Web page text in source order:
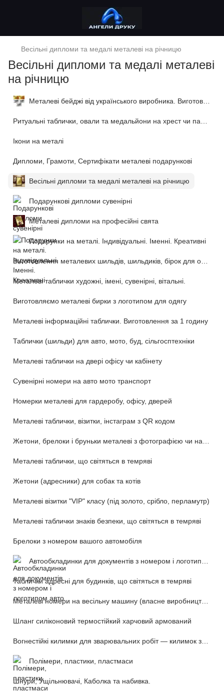
Весільні дипломи та медалі металеві на річницю
Весільні дипломи та медалі металеві
на річницю
Ікони на металі
Дипломи, Грамоти, Сертифікати металеві подарункові
Весільні дипломи та медалі металеві на річницю
Подарункові дипломи сувенірні
Металеві дипломи на професійні свята
Подарунки на металі. Індивідуальні. Іменні. Креативні
Металеві таблички художні, імені, сувенірні, вітальні.
Виготовляємо металеві бирки з логотипом для одягу
Металеві інформаційні таблички. Виготовлення за 1 годину
Таблички (шильди) для авто, мото, буд, сільгосптехніки
Металеві таблички на двері офісу чи кабінету
Сувенірні номери на авто мото транспорт
Номерки металеві для гардеробу, офісу, дверей
Металеві таблички, візитки, інстаграм з QR кодом
Металеві таблички, що світяться в темряві
Жетони (адресники) для собак та котів
Металеві візитки "VIP" класу (під золото, срібло, перламутр)
Металеві таблички знаків безпеки, що світяться в темряві
Брелоки з номером вашого автомобіля
Таблички адресні для будинків, що світяться в темряві
Металеві номери на весільну машину (власне виробництво)
Шланг силіконовий термостійкий харчовий армований
Полімери, пластики, пластмаси
Шнури, Ущільнювачі, Каболка та набивка.